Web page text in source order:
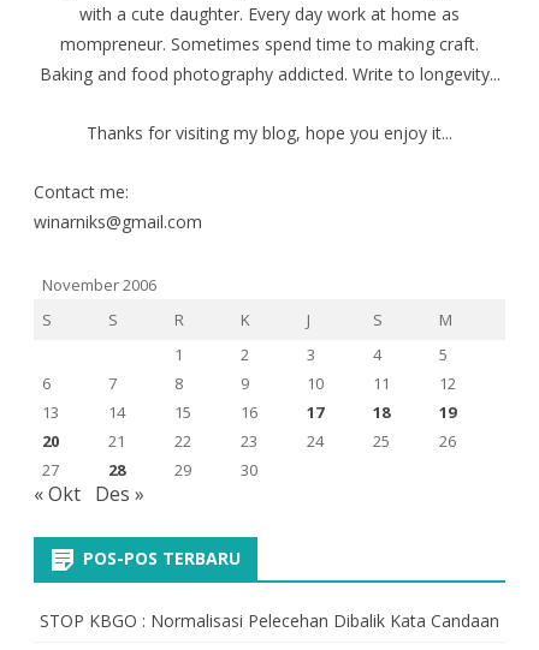
with a cute daughter. Every day work at home as
mompreneur. Sometimes spend time to making craft.
Baking and food photography addicted. Write to longevity...
Thanks for visiting my blog, hope you enjoy it...
Contact me:
winarniks@gmail.com
November 2006
S
S R K J S
M
1
2 3 4
5
6
7 8 9 10 11
12
13
14 15 16 17 18
19
20
21 22 23 24 25
26
27
28 29 30
« Okt Des »
POS-POS TERBARU
STOP KBGO : Normalisasi Pelecehan Dibalik Kata Candaan